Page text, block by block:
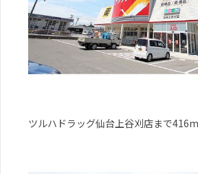
ツルハドラッグ仙台上谷刈店まで416m